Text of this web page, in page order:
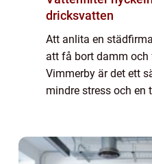
dricksvatten
Att anlita en
att få bort damm och
Vimmerby är det ett
mindre stress och en